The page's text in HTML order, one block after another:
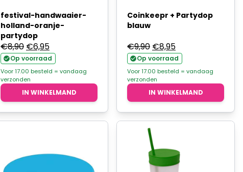
festival-handwaaier-
holland-oranje-
partydop
€8,90 Oorspronkelijke
prijs
was:
€8,90.
€6,95Huidige
prijs
is:
€6,95.
Op voorraad
Voor 17.00 besteld = vandaag
verzonden
IN WINKELMAND
Coinkeepr + Partydop
blauw
€9,90 Oorspronkelijke
prijs
was:
€9,90.
€8,95Huidige
prijs
is:
€8,95.
Op voorraad
Voor 17.00 besteld = vandaag
verzonden
IN WINKELMAND